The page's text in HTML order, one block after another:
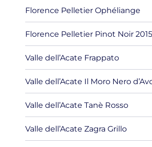
Florence Pelletier Ophéliange
Florence Pelletier Pinot Noir 2015
Valle dell’Acate Frappato
Valle dell’Acate Il Moro Nero
Valle dell’Acate Tanè Rosso
Valle dell’Acate Zagra Grillo